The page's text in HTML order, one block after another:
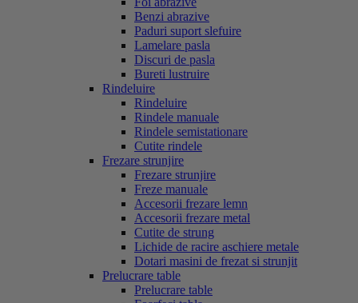
Benzi abrazive
Paduri suport slefuire
Lamelare pasla
Discuri de pasla
Bureti lustruire
Rindeluire
Rindeluire
Rindele manuale
Rindele semistationare
Cutite rindele
Frezare strunjire
Frezare strunjire
Freze manuale
Accesorii frezare lemn
Accesorii frezare metal
Cutite de strung
Lichide de racire aschiere metale
Dotari masini de frezat si strunjit
Prelucrare table
Prelucrare table